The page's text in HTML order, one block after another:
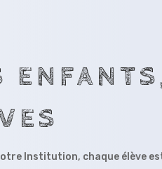
Institution, chaque élève